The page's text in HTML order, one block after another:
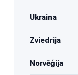
Ukraina
Zviedrija
Norvēģija